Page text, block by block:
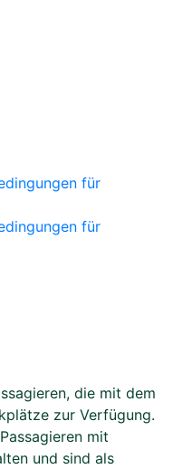
für
für
die mit dem
zur Verfügung.
mit
und sind als